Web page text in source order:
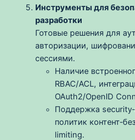
Инструменты для
разработки
Готовые решения для
авторизации,
сессиями.
Наличие
RBAC/ACL,
OAuth2/OpenID
Поддержка
политик
limiting.